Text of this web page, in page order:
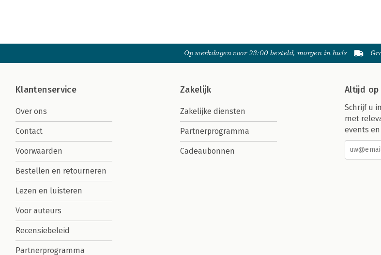
Op werkdagen voor 23:00 besteld, morgen in huis
Klantenservice
Over ons
Contact
Voorwaarden
Bestellen en retourneren
Lezen en luisteren
Voor auteurs
Recensiebeleid
Partnerprogramma
Zakelijk
Zakelijke diensten
Partnerprogramma
Cadeaubonnen
Altijd
Schrijf u
met
events